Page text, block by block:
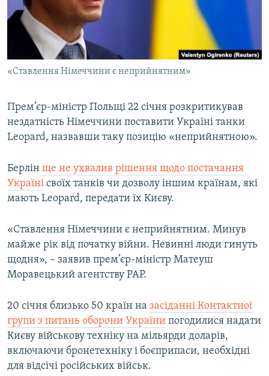
ВІДЕОУРОКИ «ELIFBE»
СВІДЧЕННЯ ОКУПАЦІЇ
УКРАЇНСЬКА ПРОБЛЕМА КРИМУ
ІНФОГРАФІКА
Русский
Qırımtatar
ДОЛУЧАЙСЯ!
Усі сайти RFE/RL
«Ставлення Німеччини є неприйнятним»
Прем’єр-міністр Польщі 22 січня розкритикував
нездатність Німеччини поставити Україні танки
Leopard, назвавши таку позицію «неприйнятною».
Берлін ще не ухвалив рішення щодо постачання
Україні своїх танків чи дозволу іншим країнам, які
мають Leopard, передати їх Києву.
«Ставлення Німеччини є неприйнятним. Минув
майже рік від початку війни. Невинні люди гинуть
щодня», – заявив прем’єр-міністр Матеуш
Моравецький агентству PAP.
20 січня близько 50 країн на засіданні Контактної
групи з питань оборони України погодилися надати
Києву військову техніку на мільярди доларів,
включаючи бронетехніку і боєприпаси, необхідні
для відсічі російських військ.